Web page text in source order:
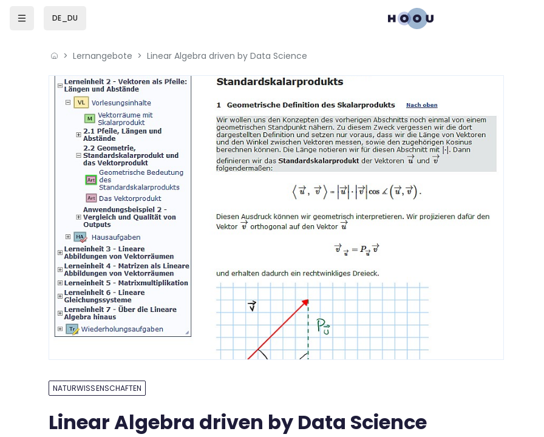
DE_DU
Lernangebote Linear Algebra driven by Data Science
NATURWISSENSCHAFTEN
Linear Algebra driven by Data Science